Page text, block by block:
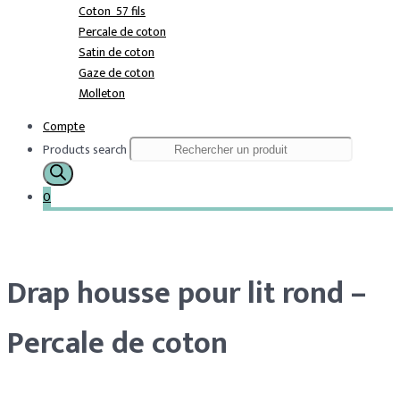
Coton 57 fils
Percale de coton
Satin de coton
Gaze de coton
Molleton
Compte
Products search
0
Drap housse pour lit rond –
Percale de coton